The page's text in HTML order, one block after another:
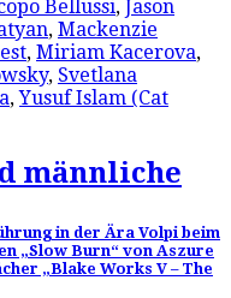
Bellussi, Jason
, Mackenzie
, Miriam Kacerova,
, Svetlana
,Yusuf Islam (Cat
männliche
in der Ära Volpi beim
„Slow Burn“ von Aszure
„Blake Works V – The